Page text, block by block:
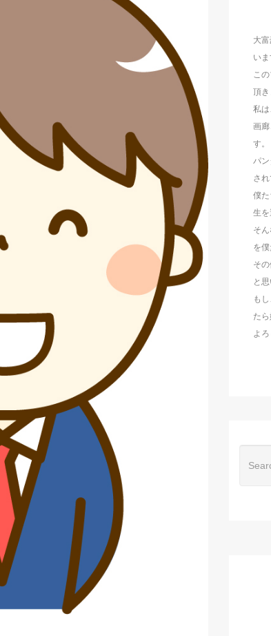
大
いま
こ
頂き
私は
画
す。
パ
さ
僕
生を
そ
を
そ
と思
も
たら
よろ